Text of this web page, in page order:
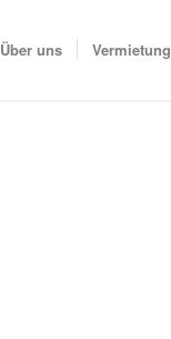
Über uns Vermietung